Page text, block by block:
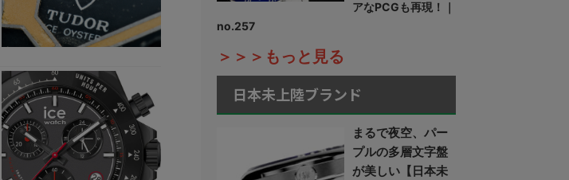
アなPCGも再現！｜
no.257
＞＞＞もっと見る
日本未上陸ブランド
まるで夜空、パー
プルの多層文字盤
が美しい【日本未